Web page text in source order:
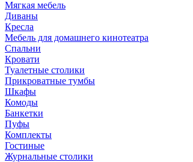
Мягкая мебель
Диваны
Кресла
Мебель для домашнего кинотеатра
Спальни
Кровати
Туалетные столики
Прикроватные тумбы
Шкафы
Комоды
Банкетки
Пуфы
Комплекты
Гостиные
Журнальные столики